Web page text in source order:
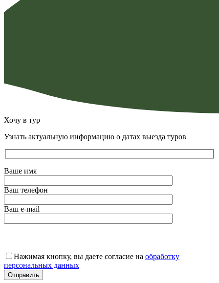
Хочу в тур
Узнать актуальную информацию о датах выезда туров
Ваше имя
Ваш телефон
Ваш e-mail
это
поле
пустым.
Нажимая кнопку, вы даете согласие на обработку
персональных данных